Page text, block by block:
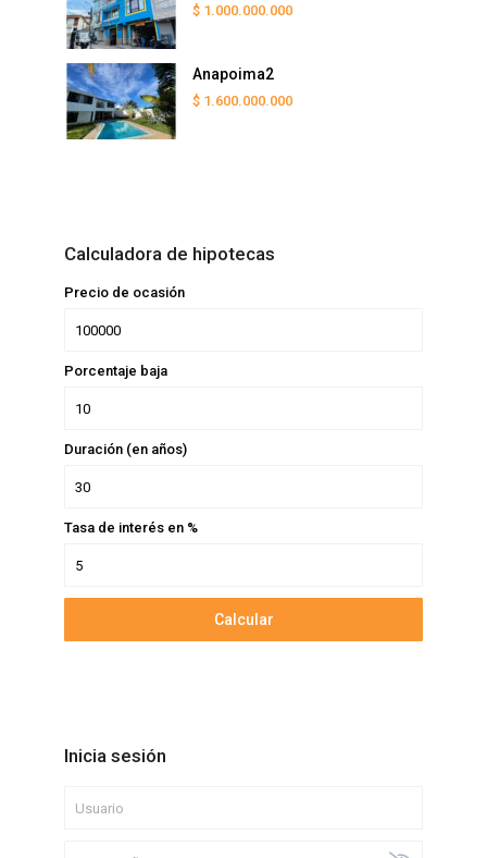
$ 1.000.000.000
Anapoima2
$ 1.600.000.000
Calculadora de hipotecas
Precio de ocasión
Porcentaje baja
Duración (en años)
Tasa de interés en %
Calcular
Inicia sesión